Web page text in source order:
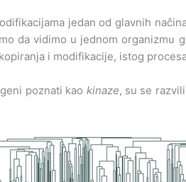
jedan od glavnih
da vidimo u jednom
i modifikacije, istog
poznati kao kinaze, su se